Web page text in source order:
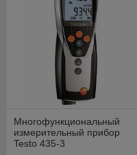
Многофункциональный
измерительный прибор
Testo 435-3